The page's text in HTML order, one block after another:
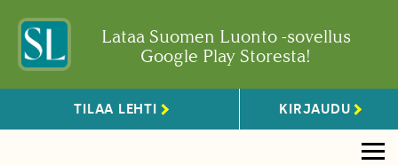
Lataa Suomen Luonto -sovellus
Google Play Storesta!
TILAA LEHTI KIRJAUDU